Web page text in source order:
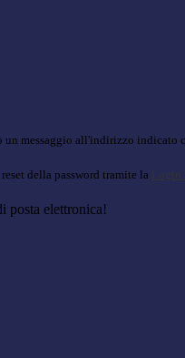
un messaggio all'indirizzo indicato
della password tramite la Login
posta elettronica!